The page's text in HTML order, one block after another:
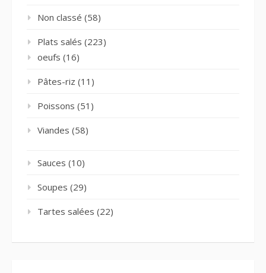
Non classé (58)
Plats salés (223)
oeufs (16)
Pâtes-riz (11)
Poissons (51)
Viandes (58)
Sauces (10)
Soupes (29)
Tartes salées (22)